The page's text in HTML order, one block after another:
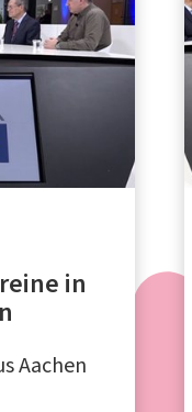
in
Aachen